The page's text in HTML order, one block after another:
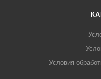
Условия